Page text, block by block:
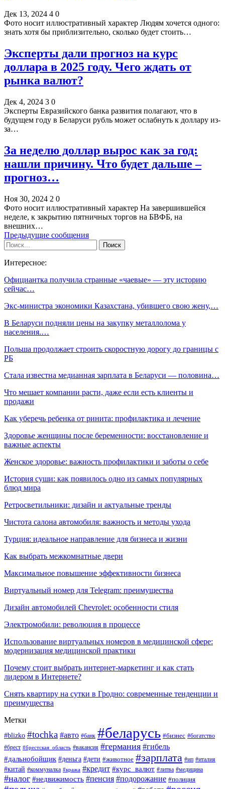
Дек 13, 2024 4 0
Фото носит иллюстративный характер Людям хочется одного:
знать хотя бы приблизительно, сколько будет стоить…
Эксперты дали прогноз на курс
доллара в 2025 году. Чего ждать от
рынка валют?
Дек 4, 2024 3 0
Эксперты Евразийского банка развития полагают, что в
будущем году в Беларуси рубль может ослабнуть к доллару из-
за…
За неделю доллар вырос как за год:
нашли причину. Что будет дальше –
прогноз…
Ноя 30, 2024 2 0
Фото носит иллюстративный характер На завершившейся
неделе, к закрытию пятничных торгов на БВФБ, на
внешних…
Предыдущие сообщения
Интересное:
Официантка получила странные «чаевые» — эту историю
сейчас…
Экс-министра экономики Казахстана, убившего свою жену,…
В Беларуси подняли цены на закупку металлолома у
населения.…
Польша продолжает строить скоростную дорогу до границы с
РБ
Стала известна медианная зарплата в Беларуси — половина…
Что мешает компании расти, даже если есть клиенты и
продажи
Как уберечь ребенка от ринита: профилактика и лечение
Здоровье женщины после беременности: восстановление и
важные аспекты
Женское здоровье: важность профилактики и заботы о себе
История суши: как появилось одно из самых популярных
блюд мира
Ретросветильники: дизайн и актуальные тренды
Чистота салона автомобиля: важность и методы ухода
Турция: идеальное направление для бизнеса и жизни
Как выбрать межкомнатные двери
Максимальное повышение эффективности бизнеса
Виртуальный номер для Telegram: преимущества
Дизайн автомобилей Chevrolet: особенности стиля
Электромобили: революция в процессе
Использование виртуальных номеров в медицинской сфере:
модернизация медицинской практики
Почему стоит выбрать интернет-маркетинг и как стать
лидером в Интернете?
Снять квартиру на сутки в Гродно: современные тенденции и
преимущества
Метки
#blizko #tochka #авто #банк #беларусь #бизнес #богатство
#брест #брестская_область #вакансия #германия #гибель
#дальнобойщик #деньга #дети #животное #зарплата #ип #италия
#китай #коммуналка #кража #кредит #курс_валют #литва #медицина
#налог #недвижимость #пенсия #подорожание #полиция